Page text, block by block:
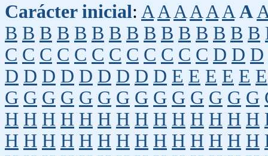
Carácter inicial: A A A A A A A
B B B B B B B B B B B B B B B
C C C C C C C C C C C C D D D
D D D D D D D D D E E E E E E
G G G G G G G G G G G G G G
H H H H H H H H H H H H H H
H H H H H H H H H H H H H H